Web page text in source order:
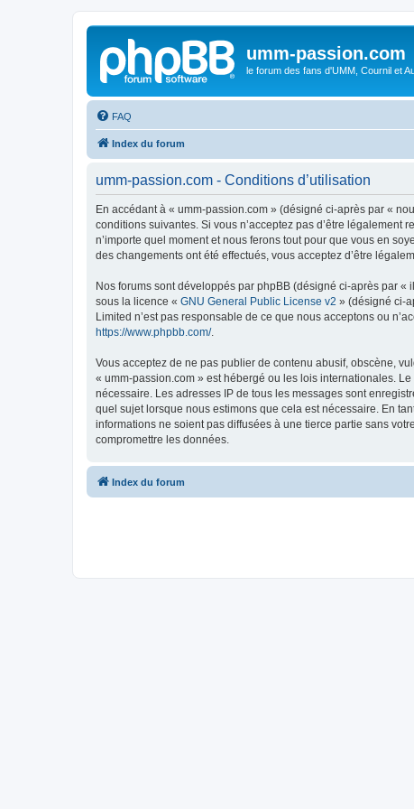
umm-passion.com
le forum des fans d'UMM, Cournil et
FAQ
Index du forum
umm-passion.com - Conditions d’utilisation
En accédant à « umm-passion.com » (désigné ci-après par «
conditions suivantes. Si vous n’acceptez pas d’être légalement
n’importe quel moment et nous ferons tout pour que vous en
des changements ont été effectués, vous acceptez d’être
Nos forums sont développés par phpBB (désigné ci-après par
sous la licence « GNU General Public License v2 » (désigné ci-
Limited n’est pas responsable de ce que nous acceptons ou
https://www.phpbb.com/.
Vous acceptez de ne pas publier de contenu abusif, obscène,
« umm-passion.com » est hébergé ou les lois internationales.
nécessaire. Les adresses IP de tous les messages sont
quel sujet lorsque nous estimons que cela est nécessaire. En
informations ne soient pas diffusées à une tierce partie sans
compromettre les données.
Index du forum